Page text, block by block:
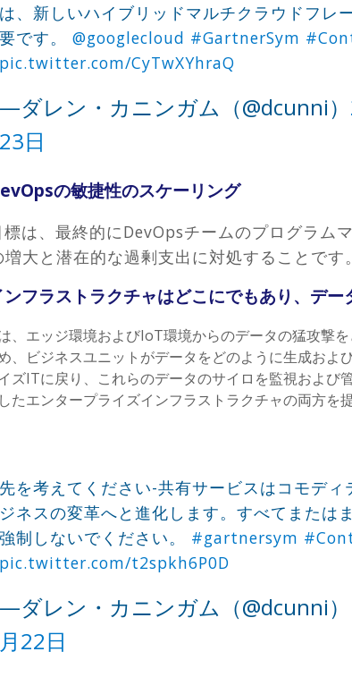
は、新しいハイブリッドマルチクラウドフレ
要です。 @googlecloud #GartnerSym
pic.twitter.com/CyTwXYhraQ
—ダレン・カニンガム（@dcunni）
23日
の敏捷性のスケーリング
は、最終的にDevOpsチームのプログラム
大と潜在的な過剰支出に対処することです。
ンフラストラクチャはどこにでもあり、デ
、エッジ環境およびIoT環境からのデータの猛攻撃
、ビジネスユニットがデータをどのように生成お
ズITに戻り、これらのデータのサイロを監視およ
たエンタープライズインフラストラクチャの両方を
先を考えてください-共有サービスはコモディ
ジネスの変革へと進化します。すべてまたは
強制しないでください。 #gartnersym
pic.twitter.com/t2spkh6P0D
—ダレン・カニンガム（@dcunni）
月22日